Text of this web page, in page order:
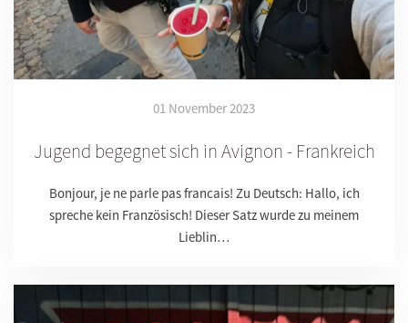
01 November 2023
Jugend begegnet sich in Avignon - Frankreich
Bonjour, je ne parle pas francais! Zu Deutsch: Hallo, ich
spreche kein Französisch! Dieser Satz wurde zu meinem
Lieblin…